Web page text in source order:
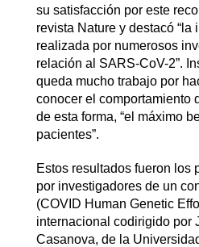
su satisfacción por este
revista Nature y destacó “la
realizada por numerosos
relación al SARS-CoV-2”.
queda mucho trabajo por
conocer el comportamiento
de esta forma, “el máximo
pacientes”.
Estos resultados fueron los
por investigadores de un
(COVID Human Genetic
internacional codirigido por
Casanova, de la